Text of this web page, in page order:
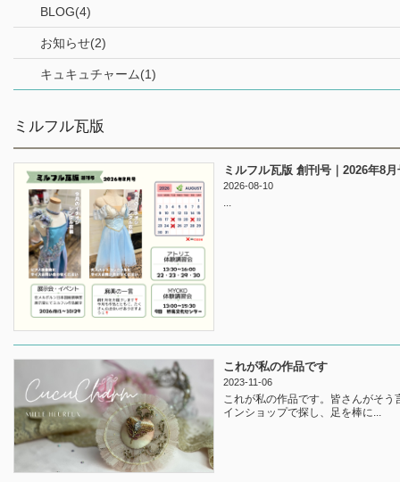
BLOG(4)
お知らせ(2)
キュキュチャーム(1)
ミルフル瓦版
ミルフル瓦版 創刊号｜2026年8月
2026-08-10
...
これが私の作品です
2023-11-06
これが私の作品です。皆さんがそ
インショップで探し、足を棒に...